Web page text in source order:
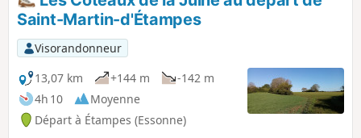
Saint-Martin-d'Étampes
Visorandonneur
13,07 km
+144 m
-142 m
4h 10
Moyenne
Départ à Étampes (Essonne)